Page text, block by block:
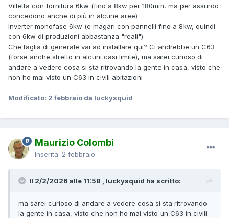
Villetta con fornitura 6kw (fino a 8kw per 180min, ma per assurdo
concedono anche di più in alcune aree)
Inverter monofase 6kw (e magari con pannelli fino a 8kw, quindi
con 6kw di produzioni abbastanza "reali").
Che taglia di generale vai ad installare qui? Ci andrebbe un C63
(forse anche stretto in alcuni casi limite), ma sarei curioso di
andare a vedere cosa si sta ritrovando la gente in casa, visto che
non ho mai visto un C63 in civili abitazioni
Modificato: 2 febbraio da luckysquid
Maurizio Colombi
Inserita: 2 febbraio
Il 2/2/2026 alle 11:58 , luckysquid ha scritto:
ma sarei curioso di andare a vedere cosa si sta ritrovando
la gente in casa, visto che non ho mai visto un C63 in civili